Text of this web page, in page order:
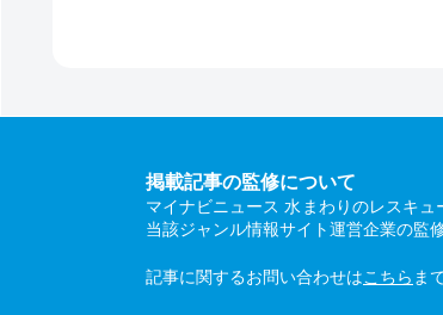
掲載記事の監修について
マイナビニュース 水まわりのレスキ
当該ジャンル情報サイト運営企業の監
記事に関するお問い合わせはこちら ま